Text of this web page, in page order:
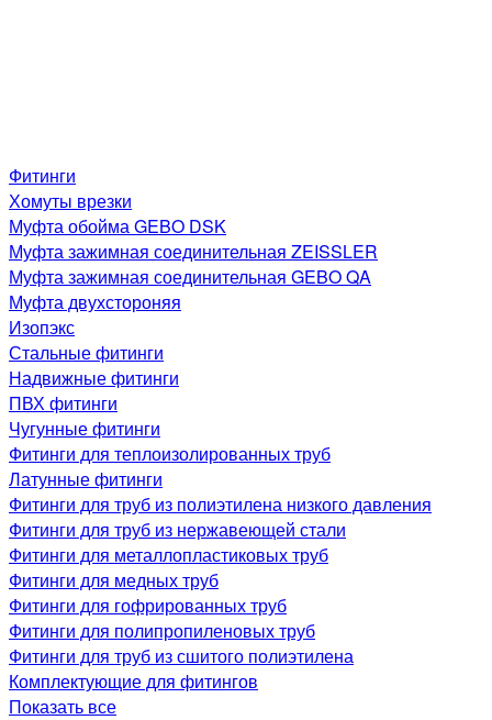
Фитинги
Хомуты врезки
Муфта обойма GEBO DSK
Муфта зажимная соединительная ZEISSLER
Муфта зажимная соединительная GEBO QA
Муфта двухстороняя
Изопэкс
Стальные фитинги
Надвижные фитинги
ПВХ фитинги
Чугунные фитинги
Фитинги для теплоизолированных труб
Латунные фитинги
Фитинги для труб из полиэтилена низкого давления
Фитинги для труб из нержавеющей стали
Фитинги для металлопластиковых труб
Фитинги для медных труб
Фитинги для гофрированных труб
Фитинги для полипропиленовых труб
Фитинги для труб из сшитого полиэтилена
Комплектующие для фитингов
Показать все